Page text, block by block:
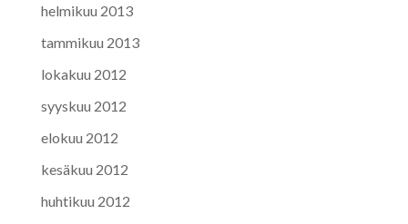
helmikuu 2013
tammikuu 2013
lokakuu 2012
syyskuu 2012
elokuu 2012
kesäkuu 2012
huhtikuu 2012